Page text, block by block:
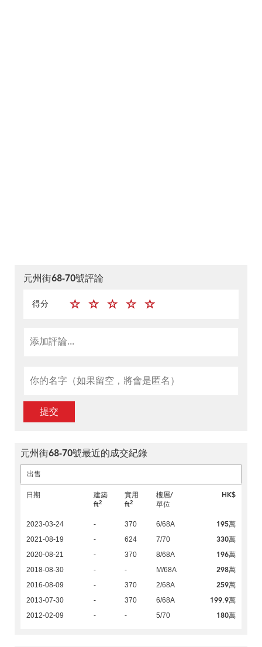
元州街68-70號評論
得分
提交
元州街68-70號最近的成交紀錄
出售
日期
建築
ft2
實用
ft2
樓層/
單位
HK$
2023-03-24 - 370 6/68A 195萬
2021-08-19 - 624 7/70 330萬
2020-08-21 - 370 8/68A 196萬
2018-08-30 - - M/68A 298萬
2016-08-09 - 370 2/68A 259萬
2013-07-30 - 370 6/68A 199.9萬
2012-02-09 - - 5/70 180萬